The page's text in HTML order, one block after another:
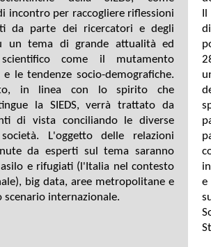
incontro per raccogliere riflessioni
da parte dei ricercatori e degli
un tema di grande attualità ed
scientifico come il mutamento
e le tendenze socio-demografiche.
in linea con lo spirito che
la SIEDS, verrà trattato da
di vista conciliando le diverse
L'oggetto delle relazioni
da esperti sul tema saranno
e rifugiati (l'Italia nel contesto
big data, aree metropolitane e
scenario internazionale.
e